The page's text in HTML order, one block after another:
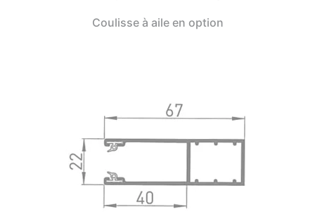
Coulisse à aile en option